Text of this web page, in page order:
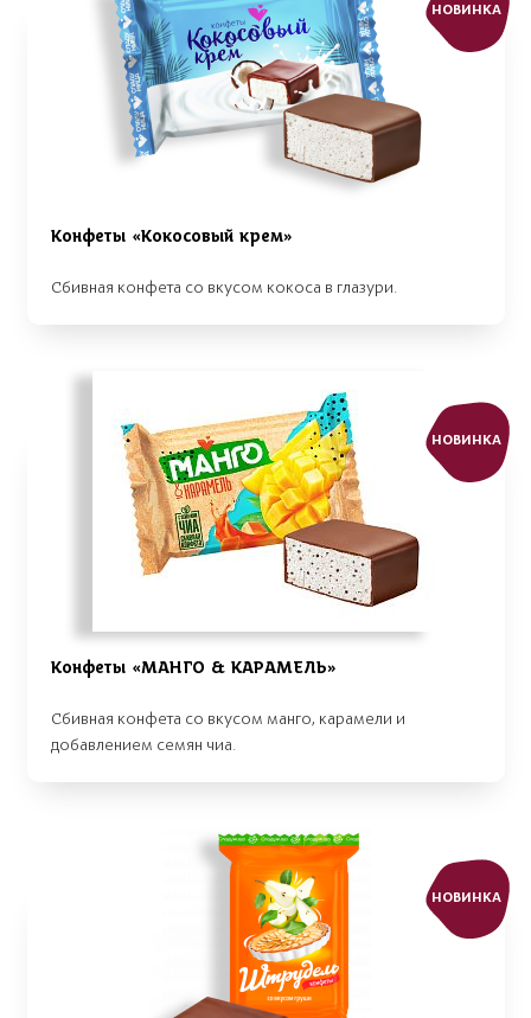
НОВИНКА
Конфеты «Кокосовый крем»
Сбивная конфета со вкусом кокоса в глазури.
НОВИНКА
Конфеты «МАНГО & КАРАМЕЛЬ»
Сбивная конфета со вкусом манго, карамели и
добавлением семян чиа.
НОВИНКА